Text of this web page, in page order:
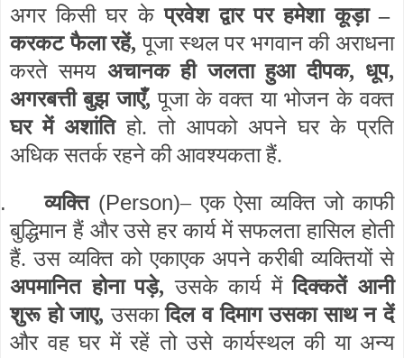
अगर किसी घर केप्रवेश द्वार पर हमेशा कूड़ा –
करकट फैला रहें, पूजा स्थल पर भगवान की अराधना
करते समय अचानक ही जलता हुआ दीपक, धूप,
अगरबत्ती बुझ जाएँ, पूजा के वक्त या भोजन के वक्त
घर में अशांतिहो. तो आपको अपने घर के प्रति
अधिक सतर्क रहने की आवश्यकता हैं.
व्यक्ति (Person)– एक ऐसा व्यक्ति जो काफी
बुद्धिमान हैं और उसे हर कार्य में सफलता हासिल होती
हैं. उस व्यक्ति को एकाएक अपने करीबी व्यक्तियों से
अपमानित होना पड़े, उसके कार्य मेंदिक्कतें आनी
शुरू हो जाए, उसकादिल व दिमाग उसका साथ न दें
और वह घर में रहें तो उसे कार्यस्थल की या अन्य